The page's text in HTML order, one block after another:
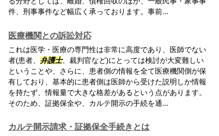
件、刑事事件など幅広く承っております。事前...
医療機関との訴訟対応
これは医学・医療の専門性は非常に高度であり、医師でない
者(患者、 弁護士、裁判官など)にとっては検討が大変難しい
ということや、さらに、患者側の情報を全て医療機関側が保
有しており、基本的に患者側は医師から受けた説明しか情報
を持たず、情報量で大きな格差があるという点があります。
そのため、証拠保全や、カルテ開示の手続を通...
カルテ開示請求・証拠保全手続きとは